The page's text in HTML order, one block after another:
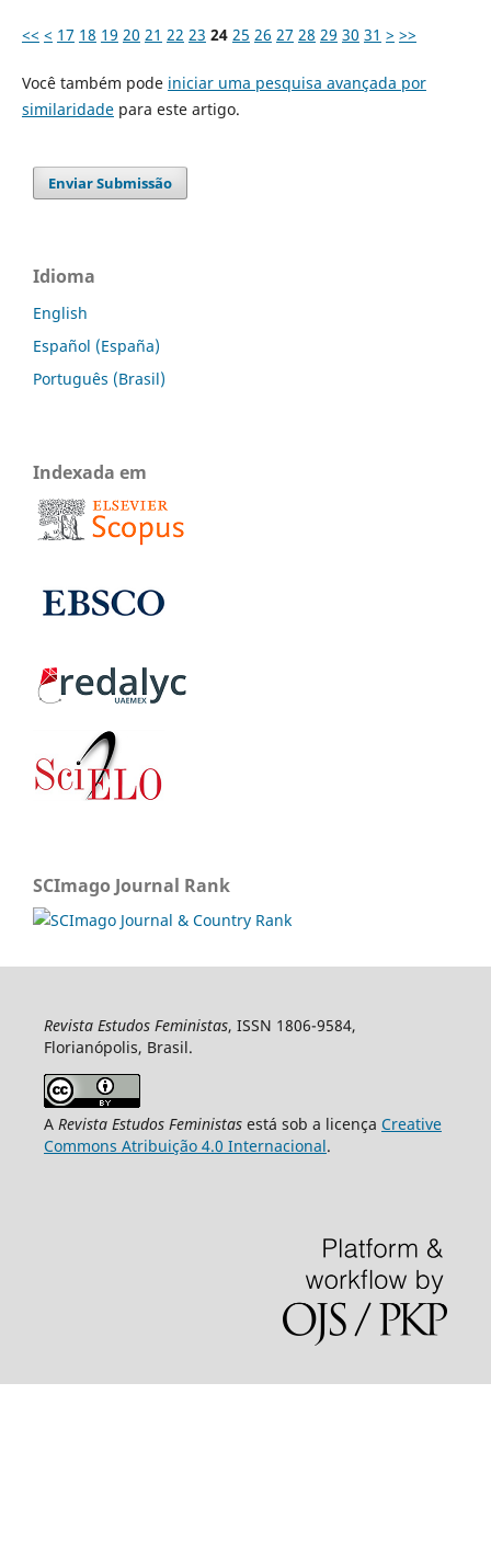
<< < 17 18 19 20 21 22 23 24 25 26 27 28 29 30 31 > >>
Você também pode iniciar uma pesquisa avançada por
similaridadepara este artigo.
Enviar Submissão
Idioma
English
Español (España)
Português (Brasil)
Indexada em
SCImago Journal Rank
Revista Estudos Feministas, ISSN 1806-9584,
Florianópolis, Brasil.
A Revista Estudos Feministasestá sob a licença Creative
Commons Atribuição 4.0 Internacional.